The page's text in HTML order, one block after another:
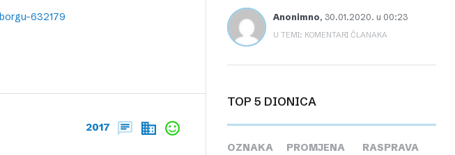
632179
2017
Anonimno, 30.01.2020. u 00:23
U TEMI: KOMENTARI ČLANAKA
TOP 5 DIONICA
OZNAKA PROMJENA RASPRAVA